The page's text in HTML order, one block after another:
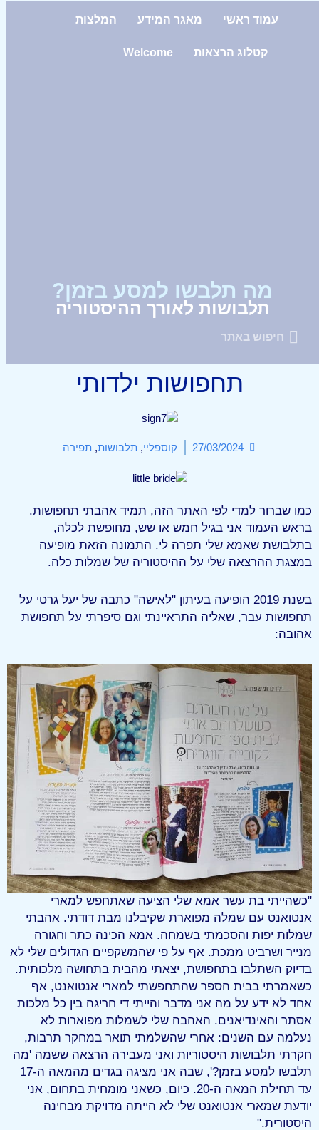
עמוד ראשי מאגר המידע המלצות
קטלוג הרצאות Welcome
מה תלבשו למסע בזמן?
תלבושות לאורך ההיסטוריה
תחפושות ילדותי
27/03/2024 קוספליי,תלבושות,תפירה
כמו שברור למדי לפי האתר הזה, תמיד אהבתי תחפושות.
בראש העמוד אני בגיל חמש או שש, מחופשת לכלה,
בתלבושת שאמא שלי תפרה לי. התמונה הזאת מופיעה
במצגת ההרצאה שלי על ההיסטוריה של שמלות כלה.
בשנת 2019 הופיעה בעיתון "לאישה" כתבה של יעל גרטי על
תחפושות עבר, שאליה התראיינתי וגם סיפרתי על תחפושת
אהובה:
"כשהייתי בת עשר אמא שלי הציעה שאתחפש למארי
אנטואנט עם שמלה מפוארת שקיבלנו מבת דודתי. אהבתי
שמלות יפות והסכמתי בשמחה. אמא הכינה כתר וחגורה
מנייר ושרביט ממכת. אף על פי שהמשקפיים הגדולים שלי לא
בדיוק השתלבו בתחפושת, יצאתי מהבית בתחושה מלכותית.
כשאמרתי בבית הספר שהתחפשתי למארי אנטואנט, אף
אחד לא ידע על מה אני מדבר והייתי די חריגה בין כל מלכות
אסתר והאינדיאנים. האהבה שלי לשמלות מפוארות לא
נעלמה עם השנים: אחרי שהשלמתי תואר במחקר תרבות,
חקרתי תלבושות היסטוריות ואני מעבירה הרצאה ששמה 'מה
תלבשו למסע בזמן?', שבה אני מציגה בגדים מהמאה ה-17
עד תחילת המאה ה-20. כיום, כשאני מומחית בתחום, אני
יודעת שמארי אנטואנט שלי לא הייתה מדויקת מבחינה
היסטורית."